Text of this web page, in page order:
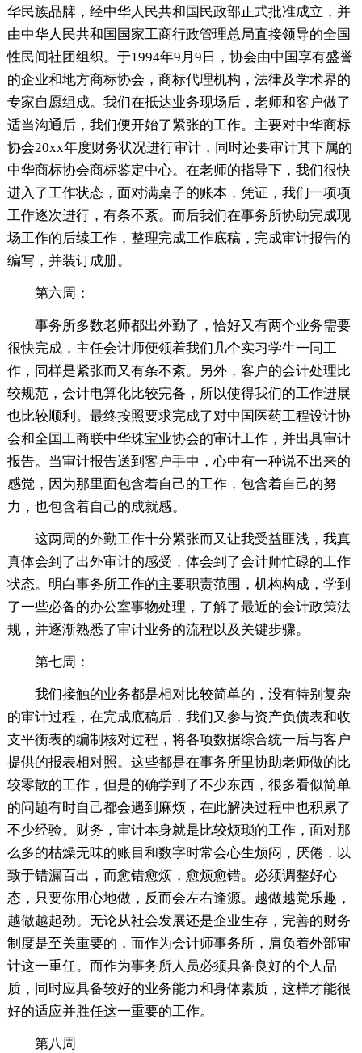
华民族品牌，经中华人民共和国民政部正式批准成立，并
由中华人民共和国国家工商行政管理总局直接领导的全国
性民间社团组织。于1994年9月9日，协会由中国享有盛誉
的企业和地方商标协会，商标代理机构，法律及学术界的
专家自愿组成。我们在抵达业务现场后，老师和客户做了
适当沟通后，我们便开始了紧张的工作。主要对中华商标
协会20xx年度财务状况进行审计，同时还要审计其下属的
中华商标协会商标鉴定中心。在老师的指导下，我们很快
进入了工作状态，面对满桌子的账本，凭证，我们一项项
工作逐次进行，有条不紊。而后我们在事务所协助完成现
场工作的后续工作，整理完成工作底稿，完成审计报告的
编写，并装订成册。
第六周：
事务所多数老师都出外勤了，恰好又有两个业务需要
很快完成，主任会计师便领着我们几个实习学生一同工
作，同样是紧张而又有条不紊。另外，客户的会计处理比
较规范，会计电算化比较完备，所以使得我们的工作进展
也比较顺利。最终按照要求完成了对中国医药工程设计协
会和全国工商联中华珠宝业协会的审计工作，并出具审计
报告。当审计报告送到客户手中，心中有一种说不出来的
感觉，因为那里面包含着自己的工作，包含着自己的努
力，也包含着自己的成就感。
这两周的外勤工作十分紧张而又让我受益匪浅，我真
真体会到了出外审计的感受，体会到了会计师忙碌的工作
状态。明白事务所工作的主要职责范围，机构构成，学到
了一些必备的办公室事物处理，了解了最近的会计政策法
规，并逐渐熟悉了审计业务的流程以及关键步骤。
第七周：
我们接触的业务都是相对比较简单的，没有特别复杂
的审计过程，在完成底稿后，我们又参与资产负债表和收
支平衡表的编制核对过程，将各项数据综合统一后与客户
提供的报表相对照。这些都是在事务所里协助老师做的比
较零散的工作，但是的确学到了不少东西，很多看似简单
的问题有时自己都会遇到麻烦，在此解决过程中也积累了
不少经验。财务，审计本身就是比较烦琐的工作，面对那
么多的枯燥无味的账目和数字时常会心生烦闷，厌倦，以
致于错漏百出，而愈错愈烦，愈烦愈错。必须调整好心
态，只要你用心地做，反而会左右逢源。越做越觉乐趣，
越做越起劲。无论从社会发展还是企业生存，完善的财务
制度是至关重要的，而作为会计师事务所，肩负着外部审
计这一重任。而作为事务所人员必须具备良好的个人品
质，同时应具备较好的业务能力和身体素质，这样才能很
好的适应并胜任这一重要的工作。
第八周